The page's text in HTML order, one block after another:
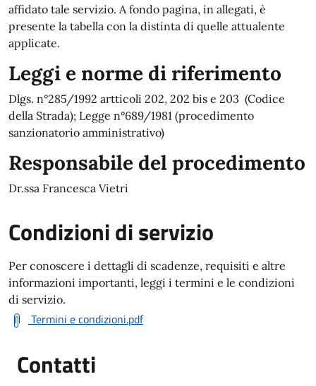
affidato tale servizio. A fondo pagina, in allegati, è
presente la tabella con la distinta di quelle attualente
applicate.
Leggi e norme di riferimento
Dlgs. n°285/1992 artticoli 202, 202 bis e 203 (Codice
della Strada); Legge n°689/1981 (procedimento
sanzionatorio amministrativo)
Responsabile del procedimento
Dr.ssa Francesca Vietri
Condizioni di servizio
Per conoscere i dettagli di scadenze, requisiti e altre
informazioni importanti, leggi i termini e le condizioni
di servizio.
Termini e condizioni.pdf
Contatti